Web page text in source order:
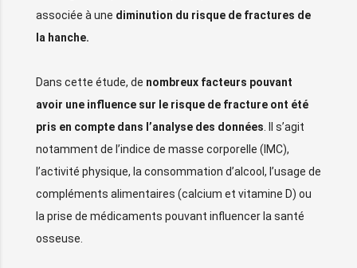
associée à une diminution du risque de fractures de
la hanche.
Dans cette étude, de nombreux facteurs pouvant
avoir une influence sur le risque de fracture ont été
pris en compte dans l’analyse des données. Il s’agit
notamment de l’indice de masse corporelle (IMC),
l’activité physique, la consommation d’alcool, l’usage de
compléments alimentaires (calcium et vitamine D) ou
la prise de médicaments pouvant influencer la santé
osseuse.